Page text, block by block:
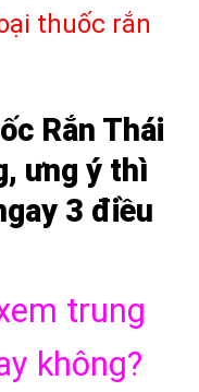
thuốc rắn
Rắn Thái
ưng ý thì
3 điều
trung
không?